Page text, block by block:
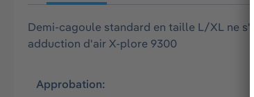
Demi-cagoule standard en taille L/XL ne
adduction d'air X-plore 9300
Approbation: